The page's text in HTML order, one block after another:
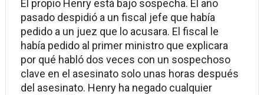
El propio Henry está bajo sospecha. El año
pasado despidió a un fiscal jefe que había
pedido a un juez que lo acusara. El fiscal le
había pedido al primer ministro que explicara
por qué habló dos veces con un sospechoso
clave en el asesinato solo unas horas después
del asesinato. Henry ha negado cualquier